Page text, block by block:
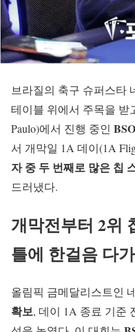
브라질의 축구 슈퍼스타
테이블 위에서 주목을 받
Paulo)에서 진행 중인
서 개막일 1A 데이(1A
자 중 두 번째로 많은 칩
드러냈다.
개막전부터 2위
틀에 한걸음 다
올림픽 금메달리스트인
확보, 데이 1A 종료 기준